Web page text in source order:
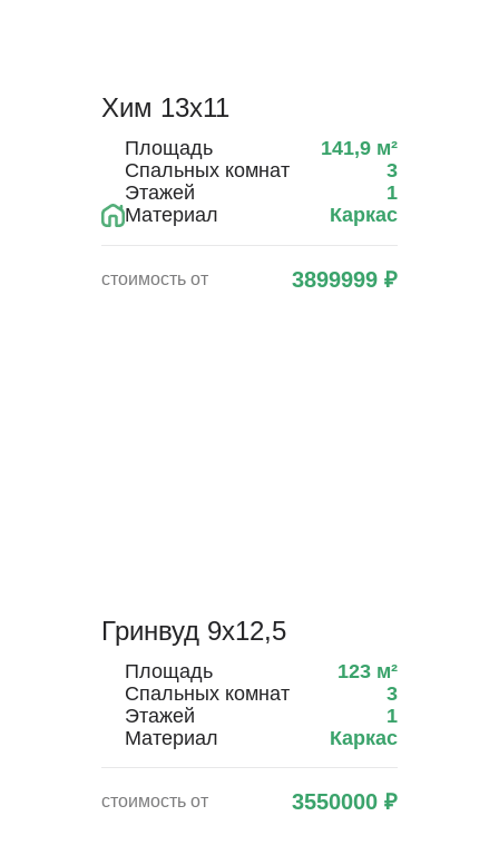
Хим 13х11
Площадь 141,9 м²
Спальных комнат
3
Этажей
1
Материал
Каркас
стоимость от 3899999 ₽
Гринвуд 9х12,5
Площадь 123 м²
Спальных комнат
3
Этажей
1
Материал
Каркас
стоимость от 3550000 ₽